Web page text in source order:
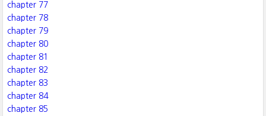
chapter 77
chapter 78
chapter 79
chapter 80
chapter 81
chapter 82
chapter 83
chapter 84
chapter 85